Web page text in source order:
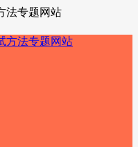
法专题网站